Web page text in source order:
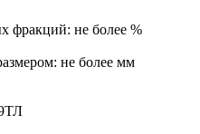
фракций: не более %
не более мм